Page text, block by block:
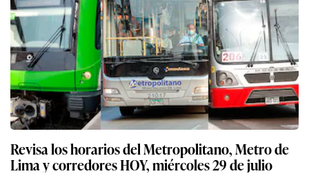
Revisa los horarios del Metropolitano, Metro de
Lima y corredores HOY, miércoles 29 de julio